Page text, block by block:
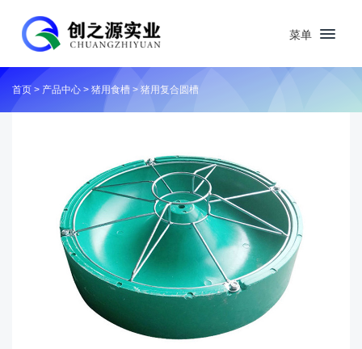
菜单
首页 > 产品中心 > 猪用食槽 > 猪用复合圆槽